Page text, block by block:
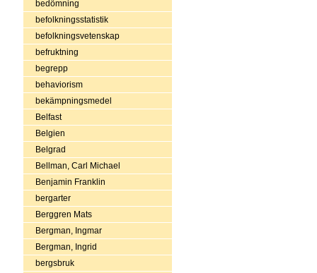
bedömning
befolkningsstatistik
befolkningsvetenskap
befruktning
begrepp
behaviorism
bekämpningsmedel
Belfast
Belgien
Belgrad
Bellman, Carl Michael
Benjamin Franklin
bergarter
Berggren Mats
Bergman, Ingmar
Bergman, Ingrid
bergsbruk